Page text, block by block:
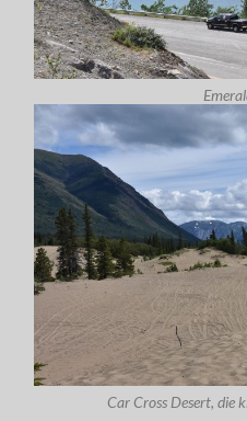
Car Cross Desert, die